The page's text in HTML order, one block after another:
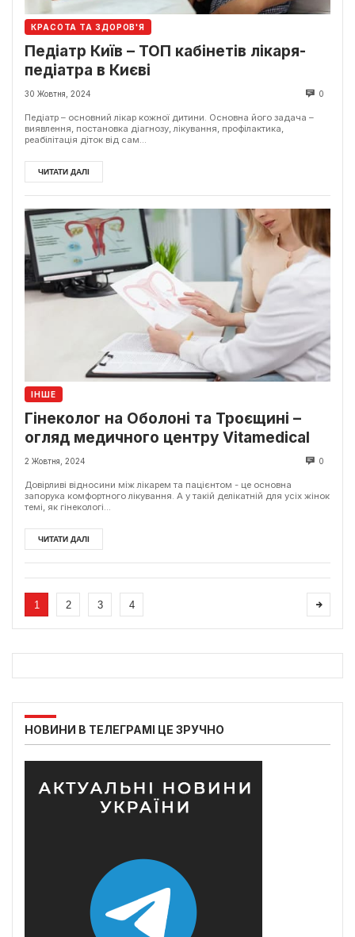
КРАСОТА ТА ЗДОРОВ'Я
Педіатр Київ – ТОП кабінетів лікаря-
педіатра в Києві
30 Жовтня, 2024 0
Педіатр – основний лікар кожної дитини. Основна його задача –
виявлення, постановка діагнозу, лікування, профілактика,
реабілітація діток від сам...
ЧИТАТИ ДАЛІ
ІНШЕ
Гінеколог на Оболоні та Троєщині –
огляд медичного центру Vitamedical
2 Жовтня, 2024 0
Довірливі відносини між лікарем та пацієнтом - це основна
запорука комфортного лікування. А у такій делікатній для усіх жінок
темі, як гінекологі...
ЧИТАТИ ДАЛІ
1 2 3 4
НОВИНИ В ТЕЛЕГРАМІ ЦЕ ЗРУЧНО